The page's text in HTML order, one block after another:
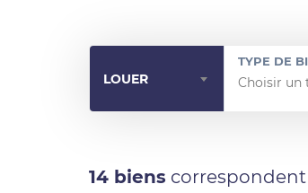
LOUER
TYPE DE
14 biens